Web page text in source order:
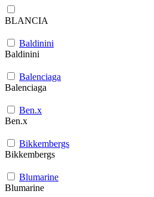
BLANCIA
Baldinini
Baldinini
Balenciaga
Balenciaga
Ben.x
Ben.x
Bikkembergs
Bikkembergs
Blumarine
Blumarine